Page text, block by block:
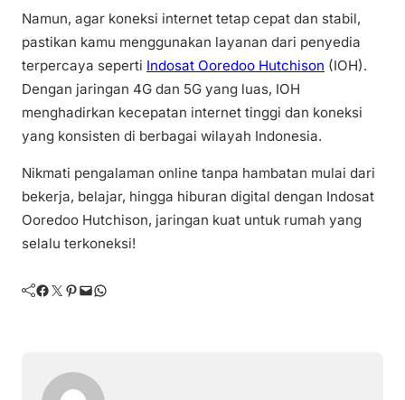
Namun, agar koneksi internet tetap cepat dan stabil,
pastikan kamu menggunakan layanan dari penyedia
terpercaya seperti Indosat Ooredoo Hutchison (IOH).
Dengan jaringan 4G dan 5G yang luas, IOH
menghadirkan kecepatan internet tinggi dan koneksi
yang konsisten di berbagai wilayah Indonesia.
Nikmati pengalaman online tanpa hambatan mulai dari
bekerja, belajar, hingga hiburan digital dengan Indosat
Ooredoo Hutchison, jaringan kuat untuk rumah yang
selalu terkoneksi!
Facebook Twitter Pinterest Mail WhatsApp